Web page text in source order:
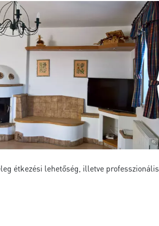
étkezési lehetőség, illetve professzionális